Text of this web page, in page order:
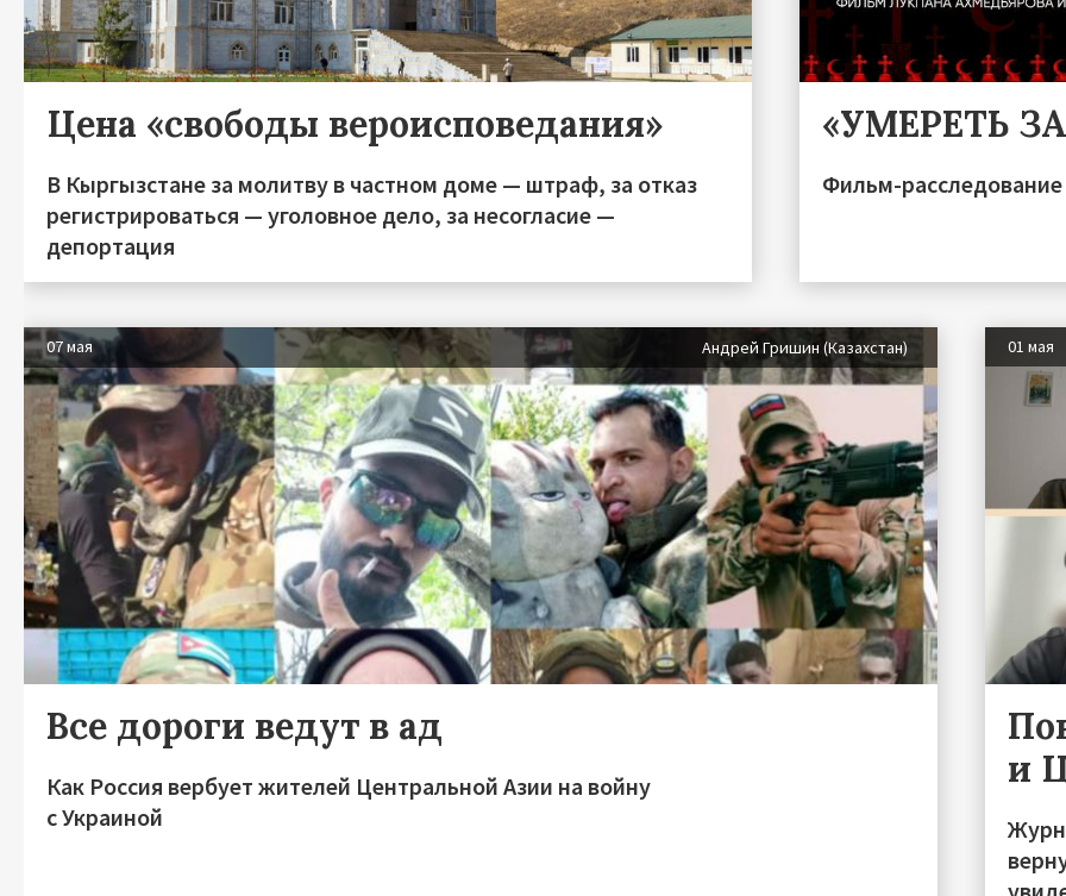
Цена «свободы вероисповедания»
В Кыргызстане за молитву в частном доме — штраф, за отказ
регистрироваться — уголовное дело, за несогласие —
депортация
«УМЕРЕТЬ
Фильм-расследование
07 мая Андрей Гришин (Казахстан)
Все дороги ведут в ад
Как Россия вербует жителей Центральной Азии на войну
с Украиной
01 мая
и